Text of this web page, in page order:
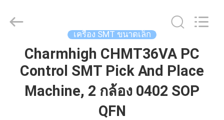
บ้าน
สินค้า
2026
CHARMHIGH
เครื่อง SMT ขนาดเล็ก
Charmhigh CHMT36VA PC
Control SMT Pick And Place
Machine, 2 กล้อง 0402 SOP
QFN